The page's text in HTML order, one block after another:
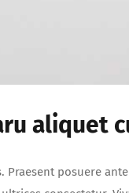
aliquet
Praesent posuere